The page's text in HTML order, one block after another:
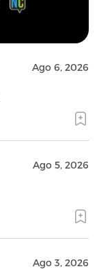
Ago 6, 2026
Ago 5, 2026
Ago 3, 2026